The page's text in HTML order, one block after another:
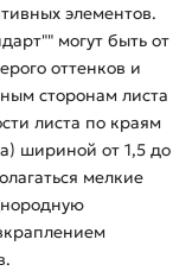
элементов.
могут быть от
оттенков и
сторонам листа
листа по краям
шириной от 1,5 до
мелкие